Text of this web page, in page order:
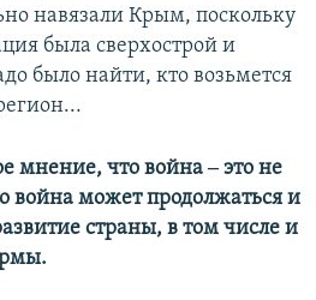
навязали Крым, поскольку
была сверхострой и
было найти, кто возьмется
мнение, что война ‒ это не
война может продолжаться и
страны, в том числе и